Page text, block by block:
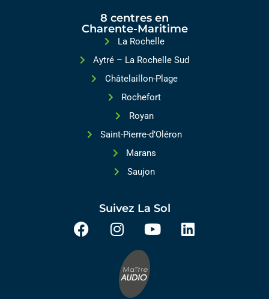
8 centres en
Charente-Maritime
La Rochelle
Aytré – La Rochelle Sud
Châtelaillon-Plage
Rochefort
Royan
Saint-Pierre-d’Oléron
Marans
Saujon
Suivez La Sol